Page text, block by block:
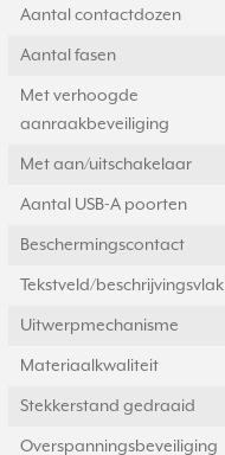
Aantal contactdozen
Aantal fasen
Met verhoogde
aanraakbeveiliging
Met aan/uitschakelaar
Aantal USB-A poorten
Beschermingscontact
Tekstveld/beschrijvingsvlak
Uitwerpmechanisme
Materiaalkwaliteit
Stekkerstand gedraaid
Overspanningsbeveiliging